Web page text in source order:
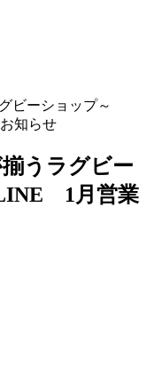
ビーショップ～
知らせ
うラグビー
1月営業